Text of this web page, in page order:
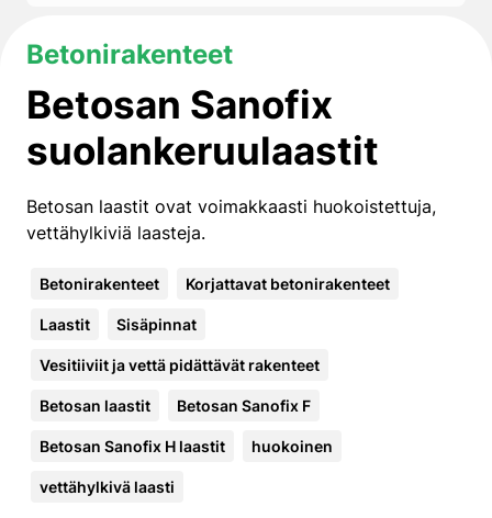
Betonirakenteet
Betosan Sanofix
suolankeruu­laastit
Betosan laastit ovat voimakkaasti huokoistettuja,
vettähylkiviä laasteja.
Betonirakenteet Korjattavat betonirakenteet
Laastit Sisäpinnat
Vesitiiviit ja vettä pidättävät rakenteet
Betosan laastit Betosan Sanofix F
Betosan Sanofix H laastit huokoinen
vettähylkivä laasti